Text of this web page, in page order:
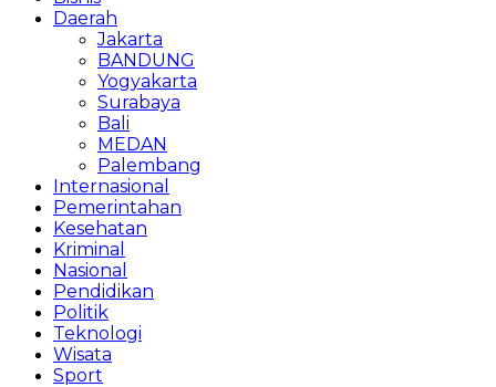
Daerah
Jakarta
BANDUNG
Yogyakarta
Surabaya
Bali
MEDAN
Palembang
Internasional
Pemerintahan
Kesehatan
Kriminal
Nasional
Pendidikan
Politik
Teknologi
Wisata
Sport